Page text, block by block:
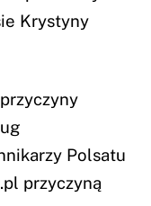
Krystyny
Polsatu
przyczyną